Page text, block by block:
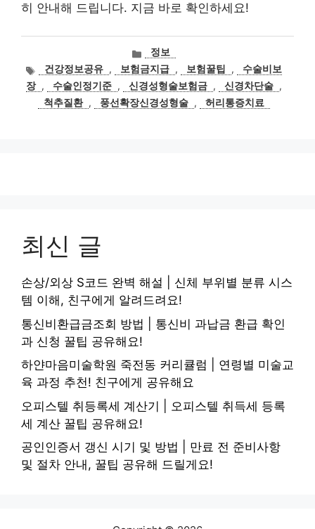
히 안내해 드립니다. 지금 바로 확인하세요!
카
테
고
리
정보
태건강정보공유 , 보험금지급 , 보험꿀팁 ,
수술비보
장 , 수술인정기준 , 신경성형술보험금 , 신경차단술 ,
척추질환 , 풍선확장신경성형술 , 허리통증치료
최신 글
손상/외상 S코드 완벽 해설 | 신체 부위별 분류 시스
템 이해, 친구에게 알려드려요!
통신비환급금조회 방법 | 통신비 과납금 환급 확인
과 신청 꿀팁 공유해요!
하얀마음미술학원 죽전동 커리큘럼 | 연령별 미술교
육 과정 추천! 친구에게 공유해요
오피스텔 취등록세 계산기 | 오피스텔 취득세 등록
세 계산 꿀팁 공유해요!
공인인증서 갱신 시기 및 방법 | 만료 전 준비사항
및 절차 안내, 꿀팁 공유해 드릴게요!